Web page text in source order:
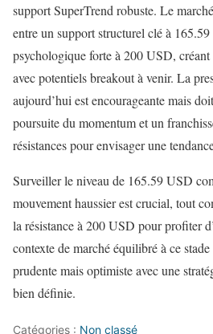
support SuperTrend robuste. Le
entre un support structurel clé à
psychologique forte à 200 USD,
avec potentiels breakout à venir. La
aujourd’hui est encourageante mais
poursuite du momentum et un
résistances pour envisager une
Surveiller le niveau de 165.59 USD
mouvement haussier est crucial, tout
la résistance à 200 USD pour profiter
contexte de marché équilibré à ce
prudente mais optimiste avec une
bien définie.
Catégories : Non classé